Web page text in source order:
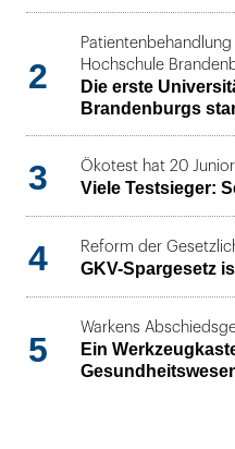
2
Hochschule
Die erste
Brandenburgs
3 Ökotest hat 20
Viele Testsieger:
4 Reform der
GKV-Spargesetz
5
Warkens
Ein